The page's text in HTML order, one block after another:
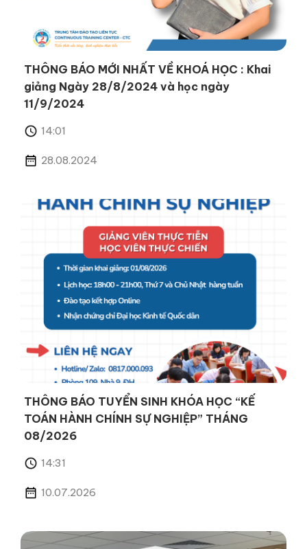
THÔNG BÁO MỚI NHẤT VỀ KHOÁ HỌC : Khai
giảng Ngày 28/8/2024 và học ngày
11/9/2024
14:01
28.08.2024
THÔNG BÁO TUYỂN SINH KHÓA HỌC “KẾ
TOÁN HÀNH CHÍNH SỰ NGHIỆP” THÁNG
08/2026
14:31
10.07.2026